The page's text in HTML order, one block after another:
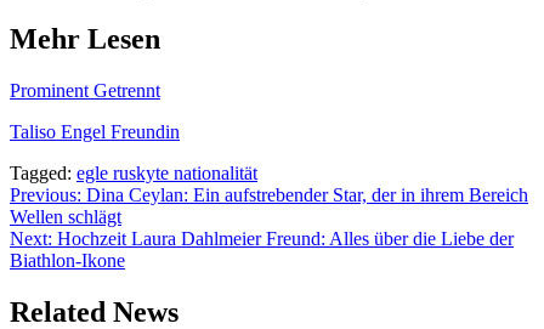
Mehr Lesen
Prominent Getrennt
Taliso Engel Freundin
Tagged: egle ruskyte nationalität
Post
navigation
Previous: Dina Ceylan: Ein aufstrebender Star, der in ihrem Bereich
Wellen schlägt
Next: Hochzeit Laura Dahlmeier Freund: Alles über die Liebe der
Biathlon-Ikone
Related News